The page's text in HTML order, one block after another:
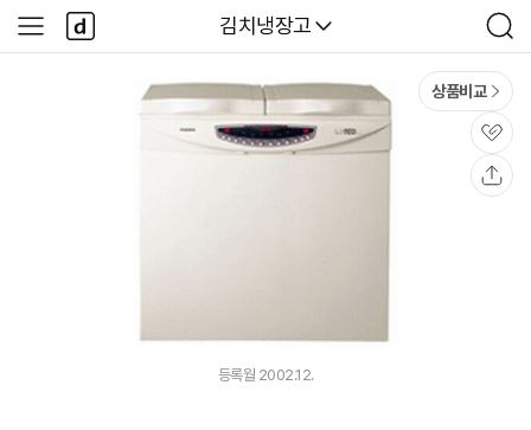
다나와
김치냉장고
검
색
사
이
다
나
와
상품비교
관
심
등록월 2002.12.